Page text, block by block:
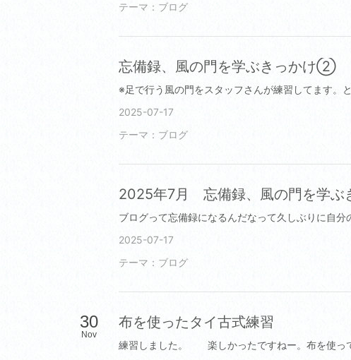
テーマ： ブログ
忘備録、風の門を学ぶきっかけ②
2025-07-17
テーマ： ブログ
2025年7月 忘備録、風の門を学
2025-07-17
テーマ： ブログ
30
Nov
布を使ったタイ古式練習